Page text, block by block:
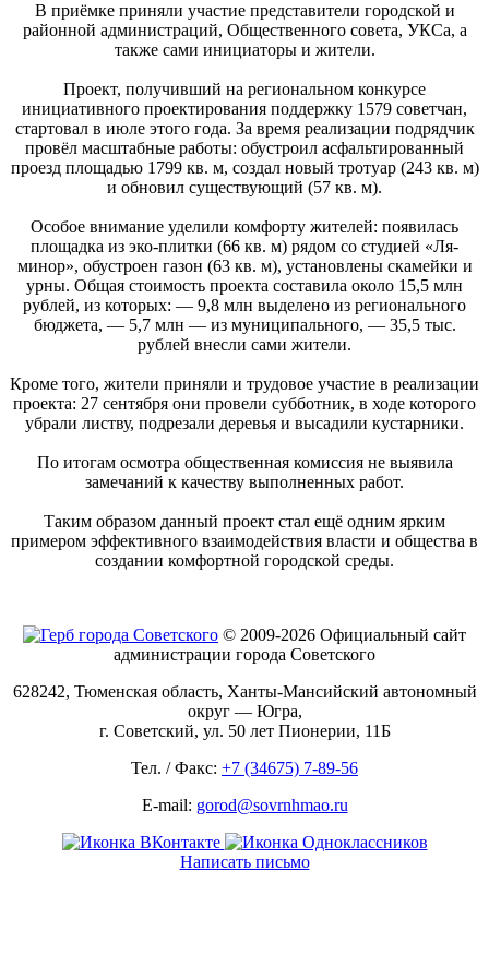
В приёмке приняли участие представители городской и
районной администраций, Общественного совета, УКСа, а
также сами инициаторы и жители.
Проект, получивший на региональном конкурсе
инициативного проектирования поддержку 1579 советчан,
стартовал в июле этого года. За время реализации подрядчик
провёл масштабные работы: обустроил асфальтированный
проезд площадью 1799 кв. м, создал новый тротуар (243 кв. м)
и обновил существующий (57 кв. м).
Особое внимание уделили комфорту жителей: появилась
площадка из эко-плитки (66 кв. м) рядом со студией «Ля-
минор», обустроен газон (63 кв. м), установлены скамейки и
урны. Общая стоимость проекта составила около 15,5 млн
рублей, из которых: — 9,8 млн выделено из регионального
бюджета, — 5,7 млн — из муниципального, — 35,5 тыс.
рублей внесли сами жители.
Кроме того, жители приняли и трудовое участие в реализации
проекта: 27 сентября они провели субботник, в ходе которого
убрали листву, подрезали деревья и высадили кустарники.
По итогам осмотра общественная комиссия не выявила
замечаний к качеству выполненных работ.
Таким образом данный проект стал ещё одним ярким
примером эффективного взаимодействия власти и общества в
создании комфортной городской среды.
© 2009-2026 Официальный сайт
администрации города Советского
628242, Тюменская область, Ханты-Мансийский автономный
округ — Югра,
г. Советский, ул. 50 лет Пионерии, 11Б
Тел. / Факс: +7 (34675) 7-89-56
E-mail: gorod@sovrnhmao.ru
Написать письмо